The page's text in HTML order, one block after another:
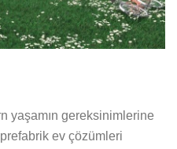
yaşamın gereksinimlerine
ev çözümleri